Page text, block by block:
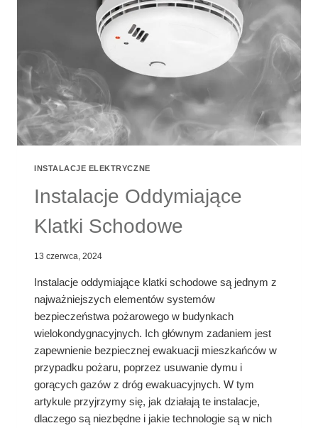
INSTALACJE ELEKTRYCZNE
Instalacje Oddymiające
Klatki Schodowe
13 czerwca, 2024
Instalacje oddymiające klatki schodowe są jednym z
najważniejszych elementów systemów
bezpieczeństwa pożarowego w budynkach
wielokondygnacyjnych. Ich głównym zadaniem jest
zapewnienie bezpiecznej ewakuacji mieszkańców w
przypadku pożaru, poprzez usuwanie dymu i
gorących gazów z dróg ewakuacyjnych. W tym
artykule przyjrzymy się, jak działają te instalacje,
dlaczego są niezbędne i jakie technologie są w nich